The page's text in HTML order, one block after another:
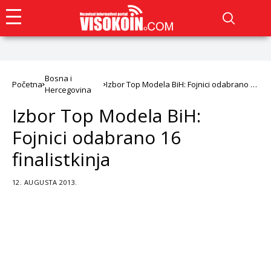
Početna
Bosna i
Hercegovina
Izbor Top Modela BiH: Fojnici odabrano 16
Izbor Top Modela BiH:
Fojnici odabrano 16
finalistkinja
12. AUGUSTA 2013.